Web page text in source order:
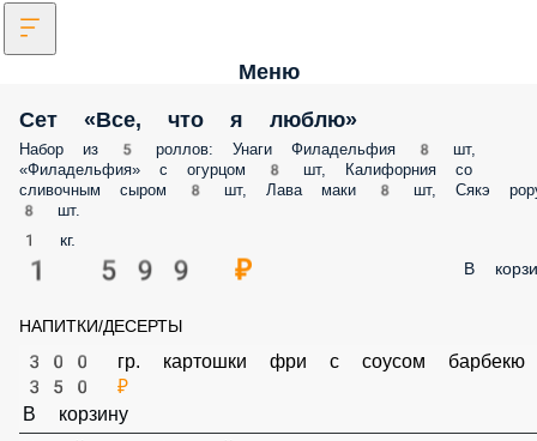
Меню
Сет «Все, что я люблю»
Набор из 5 роллов: Унаги Филадельфия 8 шт,
«Филадельфия» с огурцом 8 шт, Калифорния со
сливочным сыром 8 шт, Лава маки 8 шт, Сякэ
8 шт.
1 кг.
1 599 ₽ В
НАПИТКИ/ДЕСЕРТЫ
300 гр. картошки фри с соусом барбекю
350 ₽
В корзину